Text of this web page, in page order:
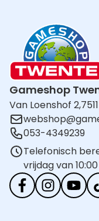
Gameshop
Van Loenshof 2,
053-4349239
Telefonisch
vrijdag van